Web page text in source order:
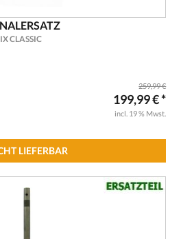
CLASSIC
259,99 €
199,99 € *
incl. 19 % Mwst.
LIEFERBAR